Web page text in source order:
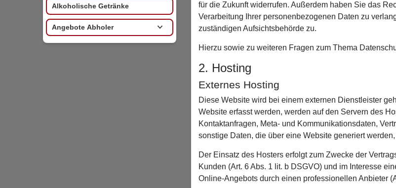
Alkoholische Getränke
Angebote Abholer
für die Zukunft widerrufen. Außerdem haben Sie das
Verarbeitung Ihrer personenbezogenen Daten zu
zuständigen Aufsichtsbehörde zu.
Hierzu sowie zu weiteren Fragen zum Thema
2. Hosting
Externes Hosting
Diese Website wird bei einem externen Dienstleister
Website erfasst werden, werden auf den Servern des
Kontaktanfragen, Meta- und Kommunikationsdaten,
sonstige Daten, die über eine Website generiert
Der Einsatz des Hosters erfolgt zum Zwecke der
Kunden (Art. 6 Abs. 1 lit. b DSGVO) und im Interesse
Online-Angebots durch einen professionellen Anbieter